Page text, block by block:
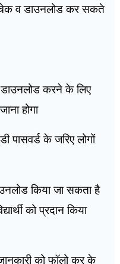
व डाउनलोड कर सकते
करने के लिए
होगा
के जरिए लोगों
किया जा सकता है
को प्रदान किया
को फॉलो कर के